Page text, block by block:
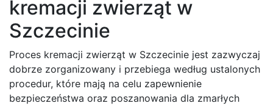
kremacji zwierząt w
Szczecinie
Proces kremacji zwierząt w Szczecinie jest zazwyczaj
dobrze zorganizowany i przebiega według ustalonych
procedur, które mają na celu zapewnienie
bezpieczeństwa oraz poszanowania dla zmarłych